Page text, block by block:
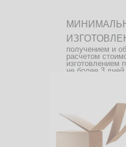
получением и
расчетом
изготовлением
не более 3 дней.